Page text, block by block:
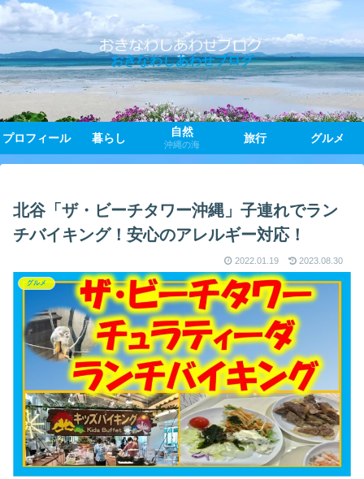
おきなわしあわせブログ
プロフィール 暮らし 自然
沖縄の海
旅行 グルメ
北谷「ザ・ビーチタワー沖縄」子連れでラン
チバイキング！安心のアレルギー対応！
2022.01.19 2023.08.30
グルメ